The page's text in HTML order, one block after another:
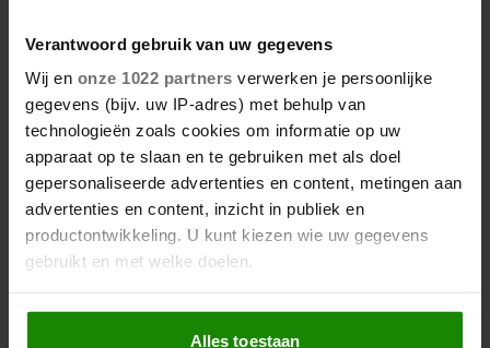
Verantwoord gebruik van uw gegevens
Wij en onze 1022 partners verwerken je persoonlijke
gegevens (bijv. uw IP-adres) met behulp van
technologieën zoals cookies om informatie op uw
apparaat op te slaan en te gebruiken met als doel
gepersonaliseerde advertenties en content, metingen aan
advertenties en content, inzicht in publiek en
productontwikkeling. U kunt kiezen wie uw gegevens
gebruikt en met welke doelen.
Als u het toestaat, willen we ook graag:
Informatie verzamelen over uw geografische
Alles toestaan